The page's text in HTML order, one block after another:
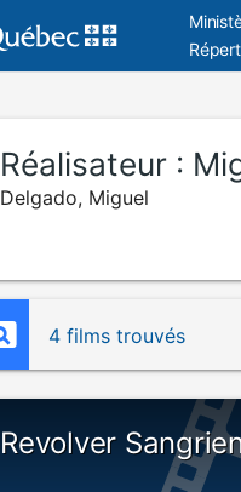
Réalisateur :
Delgado, Miguel
4 films trouvés
Revolver